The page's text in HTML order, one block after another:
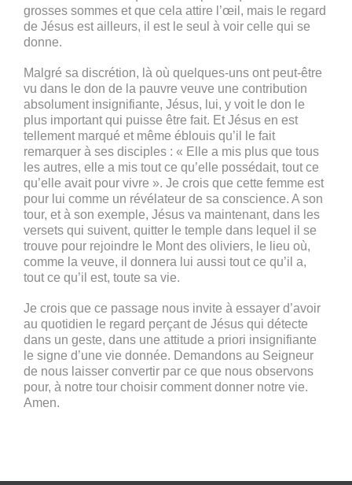
grosses sommes et que cela attire l’œil, mais le regard
de Jésus est ailleurs, il est le seul à voir celle qui se
donne.
Malgré sa discrétion, là où quelques-uns ont peut-être
vu dans le don de la pauvre veuve une contribution
absolument insignifiante, Jésus, lui, y voit le don le
plus important qui puisse être fait. Et Jésus en est
tellement marqué et même éblouis qu’il le fait
remarquer à ses disciples : « Elle a mis plus que tous
les autres, elle a mis tout ce qu’elle possédait, tout ce
qu’elle avait pour vivre ». Je crois que cette femme est
pour lui comme un révélateur de sa conscience. A son
tour, et à son exemple, Jésus va maintenant, dans les
versets qui suivent, quitter le temple dans lequel il se
trouve pour rejoindre le Mont des oliviers, le lieu où,
comme la veuve, il donnera lui aussi tout ce qu’il a,
tout ce qu’il est, toute sa vie.
Je crois que ce passage nous invite à essayer d’avoir
au quotidien le regard perçant de Jésus qui détecte
dans un geste, dans une attitude a priori insignifiante
le signe d’une vie donnée. Demandons au Seigneur
de nous laisser convertir par ce que nous observons
pour, à notre tour choisir comment donner notre vie.
Amen.